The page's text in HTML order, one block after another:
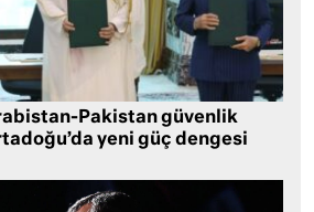
Pakistan güvenlik
yeni güç dengesi